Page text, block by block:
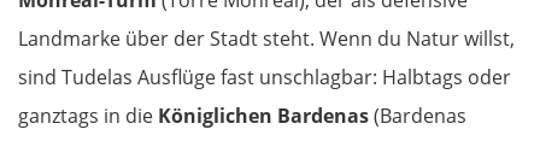
Landmarke über der Stadt steht. Wenn du Natur willst,
sind Tudelas Ausflüge fast unschlagbar: Halbtags oder
ganztags in die Königlichen Bardenas(Bardenas